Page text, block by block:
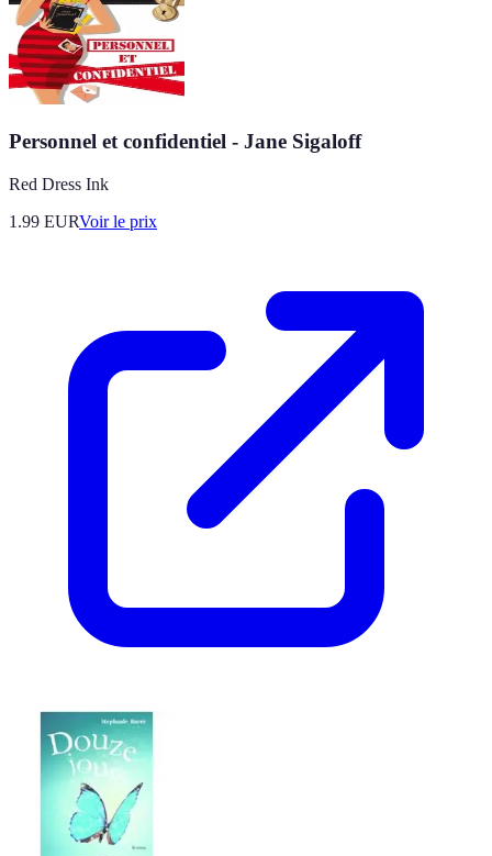
Personnel et confidentiel - Jane Sigaloff
Red Dress Ink
1.99 EURVoir le prix